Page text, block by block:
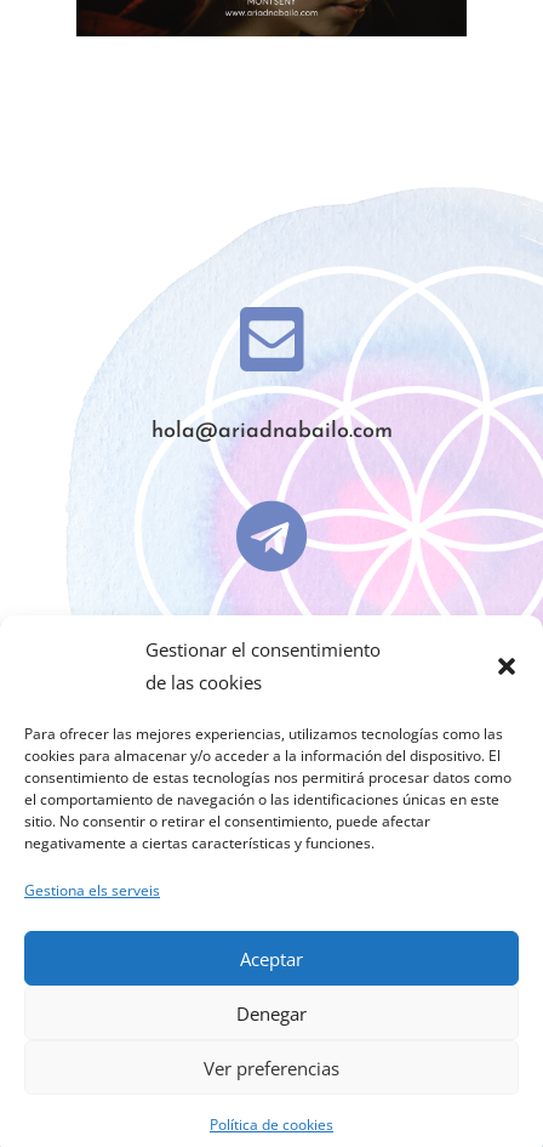
Gestionar el consentimiento
de las cookies
Para ofrecer las mejores experiencias, utilizamos tecnologías como las
cookies para almacenar y/o acceder a la información del dispositivo. El
consentimiento de estas tecnologías nos permitirá procesar datos como
el comportamiento de navegación o las identificaciones únicas en este
sitio. No consentir o retirar el consentimiento, puede afectar
negativamente a ciertas características y funciones.
Gestiona els serveis
Aceptar
Denegar
Ver preferencias
Política de cookies

hola@ariadnabailo.com


ariadnabailo
© Ariadna Bailo 2025, Website Design by Piero
Caterino METEORO DESIGN
production site key to remove this banner